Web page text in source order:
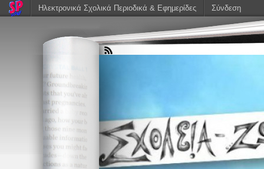
Ηλεκτρονικά Σχολικά Περιοδικά & Εφημερίδες Σύνδεση